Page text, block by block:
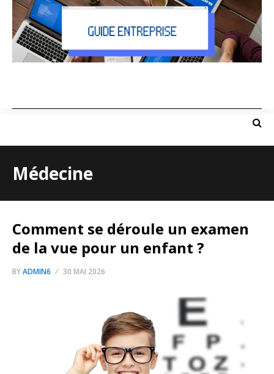
Médecine
Comment se déroule un examen
de la vue pour un enfant ?
BYADMIN6 30 MAI 2026